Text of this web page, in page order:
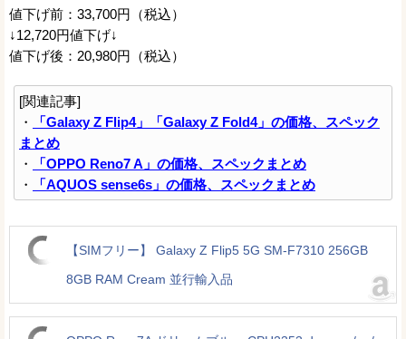
値下げ前：33,700円（税込）
↓12,720円値下げ↓
値下げ後：20,980円（税込）
[関連記事]
・
「Galaxy Z Flip4」「Galaxy Z Fold4」の価格、スペック
まとめ
・
「OPPO Reno7 A」の価格、スペックまとめ
・
「AQUOS sense6s」の価格、スペックまとめ
【SIMフリー】 Galaxy Z Flip5 5G SM-F7310 256GB
8GB RAM Cream 並行輸入品